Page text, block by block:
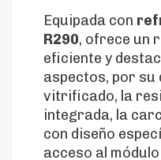
Equipada con
R290, ofrece un
eficiente y
aspectos, por su
vitrificado, la
integrada, la
con diseño
acceso al